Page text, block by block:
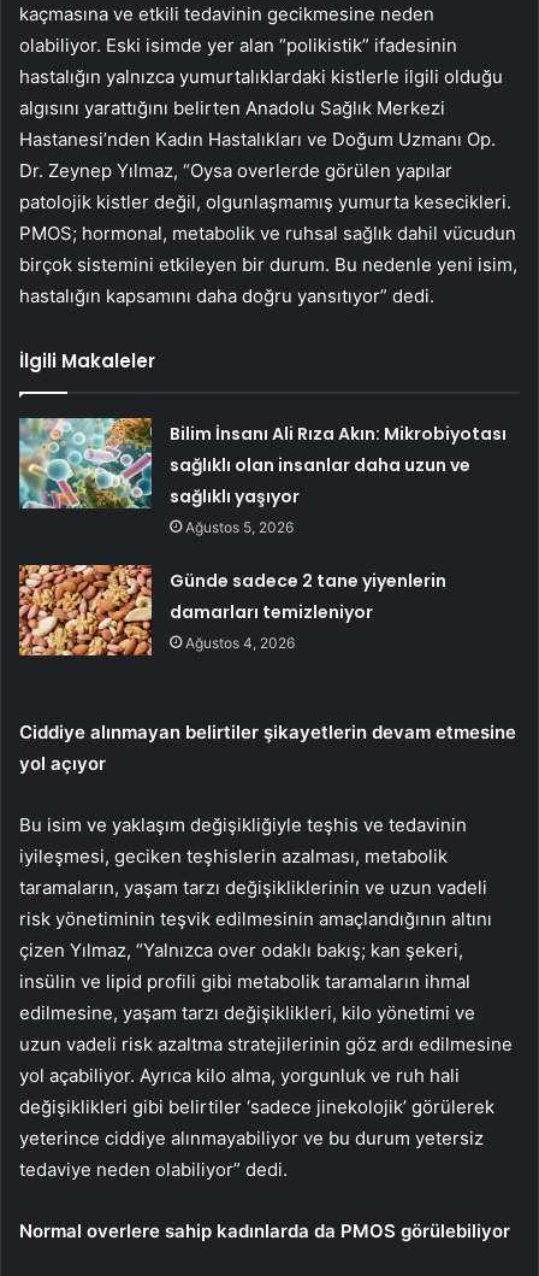
kaçmasına ve etkili tedavinin gecikmesine neden
olabiliyor. Eski isimde yer alan “polikistik” ifadesinin
hastalığın yalnızca yumurtalıklardaki kistlerle ilgili olduğu
algısını yarattığını belirten Anadolu Sağlık Merkezi
Hastanesi’nden Kadın Hastalıkları ve Doğum Uzmanı Op.
Dr. Zeynep Yılmaz, “Oysa overlerde görülen yapılar
patolojik kistler değil, olgunlaşmamış yumurta kesecikleri.
PMOS; hormonal, metabolik ve ruhsal sağlık dahil vücudun
birçok sistemini etkileyen bir durum. Bu nedenle yeni isim,
hastalığın kapsamını daha doğru yansıtıyor” dedi.
İlgili Makaleler
Bilim İnsanı Ali Rıza Akın: Mikrobiyotası
sağlıklı olan insanlar daha uzun ve
sağlıklı yaşıyor
Ağustos 5, 2026
Günde sadece 2 tane yiyenlerin
damarları temizleniyor
Ağustos 4, 2026
Ciddiye alınmayan belirtiler şikayetlerin devam etmesine
yol açıyor
Bu isim ve yaklaşım değişikliğiyle teşhis ve tedavinin
iyileşmesi, geciken teşhislerin azalması, metabolik
taramaların, yaşam tarzı değişikliklerinin ve uzun vadeli
risk yönetiminin teşvik edilmesinin amaçlandığının altını
çizen Yılmaz, “Yalnızca over odaklı bakış; kan şekeri,
insülin ve lipid profili gibi metabolik taramaların ihmal
edilmesine, yaşam tarzı değişiklikleri, kilo yönetimi ve
uzun vadeli risk azaltma stratejilerinin göz ardı edilmesine
yol açabiliyor. Ayrıca kilo alma, yorgunluk ve ruh hali
değişiklikleri gibi belirtiler ‘sadece jinekolojik’ görülerek
yeterince ciddiye alınmayabiliyor ve bu durum yetersiz
tedaviye neden olabiliyor” dedi.
Normal overlere sahip kadınlarda da PMOS görülebiliyor